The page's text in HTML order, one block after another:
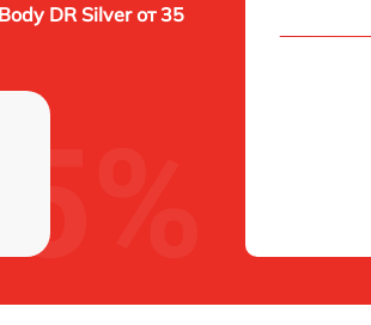
DR Silver от 35